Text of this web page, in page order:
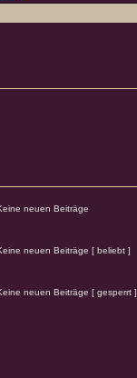
neuen Beiträge
neuen Beiträge [ beliebt ]
neuen Beiträge [ gesperrt ]